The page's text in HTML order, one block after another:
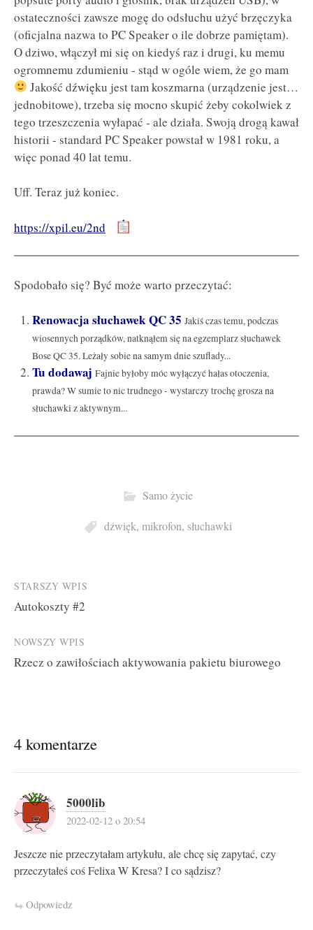
ostateczności zawsze mogę do odsłuchu użyć brzęczyka
(oficjalna nazwa to PC Speaker o ile dobrze pamiętam).
O dziwo, włączył mi się on kiedyś raz i drugi, ku memu
ogromnemu zdumieniu - stąd w ogóle wiem, że go mam
Jakość dźwięku jest tam koszmarna (urządzenie jest…
jednobitowe), trzeba się mocno skupić żeby cokolwiek z
tego trzeszczenia wyłapać - ale działa. Swoją drogą kawał
historii - standard PC Speaker powstał w 1981 roku, a
więc ponad 40 lat temu.
Uff. Teraz już koniec.
https://xpil.eu/2nd
Spodobało się? Być może warto przeczytać:
Renowacja słuchawek QC 35 Jakiś czas temu, podczas
wiosennych porządków, natknąłem się na egzemplarz słuchawek
Bose QC 35. Leżały sobie na samym dnie szuflady...
Tu dodawaj Fajnie byłoby móc wyłączyć hałas otoczenia,
prawda? W sumie to nic trudnego - wystarczy trochę grosza na
słuchawki z aktywnym...
Samo życie
dźwięk, mikrofon, słuchawki
Post
navigation
STARSZY WPIS
Autokoszty #2
NOWSZY WPIS
Rzecz o zawiłościach aktywowania pakietu biurowego
4 komentarze
5000lib
2022-02-12 o 20:54
Jeszcze nie przeczytałam artykułu, ale chcę się zapytać, czy
przeczytałeś coś Felixa W Kresa? I co sądzisz?
Odpowiedz